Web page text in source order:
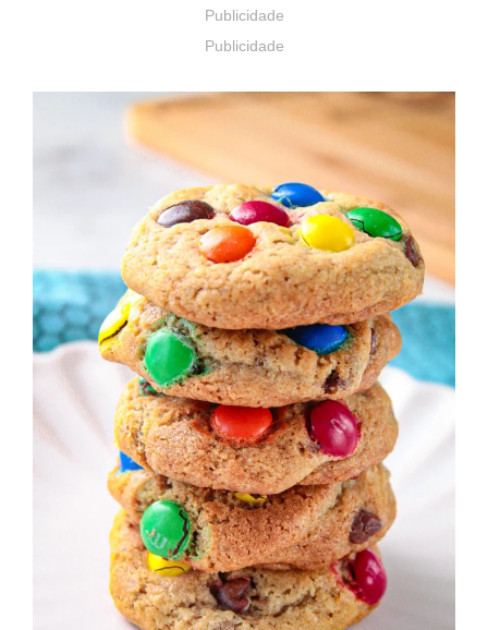
Publicidade
Publicidade